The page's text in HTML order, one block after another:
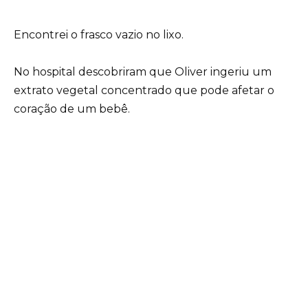
Encontrei o frasco vazio no lixo.
No hospital descobriram que Oliver ingeriu um
extrato vegetal concentrado que pode afetar o
coração de um bebê.